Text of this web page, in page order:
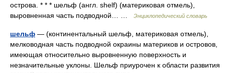
острова. * * * шельф (англ. shelf) (материковая отмель),
выровненная часть подводной… …
Энциклопедический словарь
шельф — (континентальный шельф, материковая отмель),
мелководная часть подводной окраины материков и островов,
имеющая относительно выровненную поверхность и
незначительные уклоны. Шельф приурочен к области развития